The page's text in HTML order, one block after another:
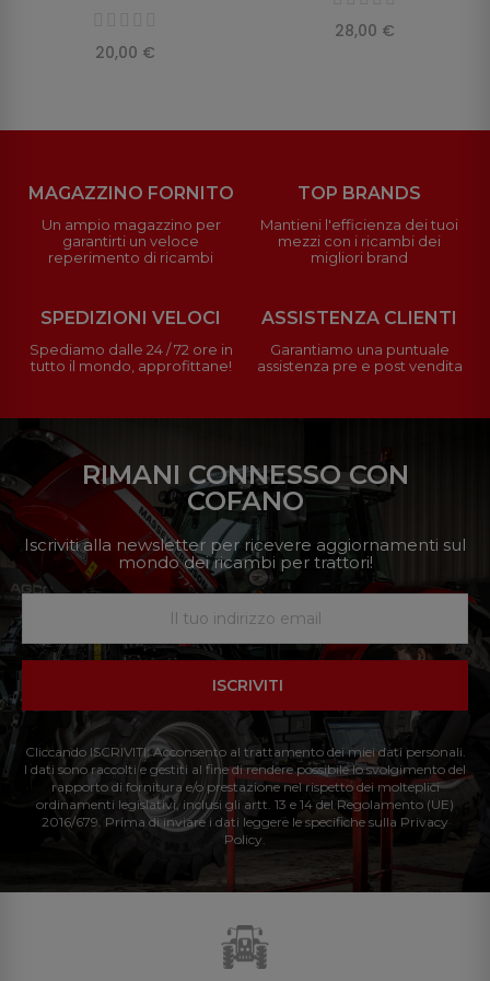
20,00 €
28,00 €
MAGAZZINO FORNITO
Un ampio magazzino per
garantirti un veloce
reperimento di ricambi
TOP BRANDS
Mantieni l'efficienza dei tuoi
mezzi con i ricambi dei
migliori brand
SPEDIZIONI VELOCI
Spediamo dalle 24 / 72 ore in
tutto il mondo, approfittane!
ASSISTENZA CLIENTI
Garantiamo una puntuale
assistenza pre e post vendita
RIMANI CONNESSO CON
COFANO
Iscriviti alla newsletter per ricevere aggiornamenti sul
mondo dei ricambi per trattori!
ISCRIVITI
Cliccando ISCRIVITI: Acconsento al trattamento dei miei dati personali.
I dati sono raccolti e gestiti al fine di rendere possibile lo svolgimento del
rapporto di fornitura e/o prestazione nel rispetto dei molteplici
ordinamenti legislativi, inclusi gli artt. 13 e 14 del Regolamento (UE)
2016/679. Prima di inviare i dati leggere le specifiche sulla Privacy
Policy.